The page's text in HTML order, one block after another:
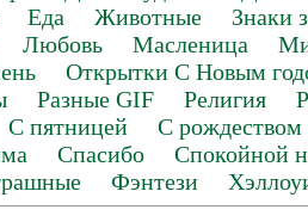
Еда Животные
Знаки
Любовь Масленица
Открытки С Новым
Разные GIF Религия
С пятницей
С рождеством
Спасибо
Спокойной
Фэнтези